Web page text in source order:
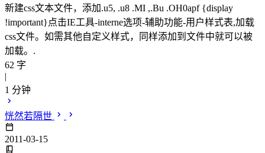
新建css文本文件，添加.u5, .u8 .MI ,.Bu .OH0apf {display
!important}点击IE工具-interne选项-辅助功能-用户样式表,加载
css文件。如需其他自定义样式，同样添加到文件中就可以被
加载。.
62 字
|
1 分钟
恍然若隔世
2011-03-15